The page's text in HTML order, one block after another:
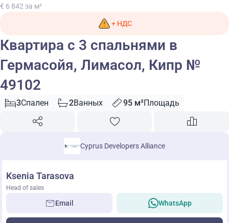
€ 6 842 за м²
+ НДС
Квартира с 3 спальнями в
Гермасойя, Лимасол, Кипр №
49102
3Спален 2Ванных 95 м²Площадь
Cyprus Developers Alliance
Ksenia Tarasova
Head of sales
Email WhatsApp